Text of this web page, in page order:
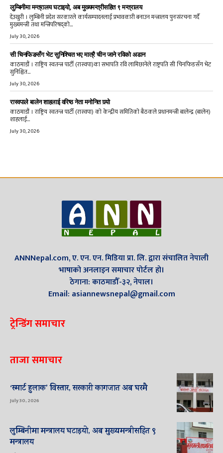
लुम्बिनीमा मन्त्रालय घटाइयो, अब मुख्यमन्त्रीसहित ९ मन्त्रालय
देउखुरी । लुम्बिनी प्रदेश सरकारले कार्यसम्पादनलाई प्रभावकारी बनाउन मन्त्रालय पुनःसंरचना गर्दै
मुख्यमन्त्री तथा मन्त्रिपरिषद्को...
July 30, 2026
सी चिनफिङसँग भेट सुनिश्चित भए मात्रै चीन जाने रविको अडान
काठमाडौं । राष्ट्रिय स्वतन्त्र पार्टी (रास्वपा)का सभापति रवि लामिछानेले राष्ट्रपति सी चिनफिङसँग भेट
सुनिश्चित...
July 30, 2026
रास्वपाले बालेन शाहलाई वरिष्ठ नेता मनोनित गर्‍यो
काठमाडौं । राष्ट्रिय स्वतन्त्र पार्टी (रास्वपा) को केन्द्रीय समितिको बैठकले प्रधानमन्त्री बालेन्द्र (बालेन)
शाहलाई...
July 30, 2026
ANNNepal.com, ए. एन. एन. मिडिया प्रा. लि. द्वारा संचालित नेपाली
भाषाको अनलाइन समाचार पोर्टल हो।
ठेगाना: काठमाडौँ-३२, नेपाल।
Email: asiannewsnepal@gmail.com
ट्रेन्डिंग समाचार
ताजा समाचार
‘स्मार्ट हुलाक’ विस्तार, सरकारी कागजात अब घरमै
July 30, 2026
लुम्बिनीमा मन्त्रालय घटाइयो, अब मुख्यमन्त्रीसहित ९
मन्त्रालय